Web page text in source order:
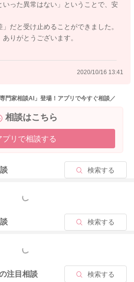
2020/10/16 9:51
いった異常はない」ということで、安
だと受け止めることができました。
りがとうございます。
2020/10/16 13:41
門家相談AI」登場！アプリで今すぐ相談／
相談はこちら
プリで相談する
検索する
もっと見る
検索する
もっと見る
注目相談 検索する